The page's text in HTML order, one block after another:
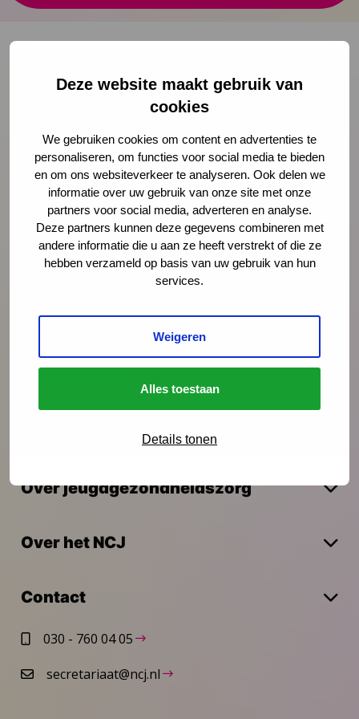
Deze website maakt gebruik van
cookies
We gebruiken cookies om content en advertenties te
personaliseren, om functies voor social media te bieden
en om ons websiteverkeer te analyseren. Ook delen we
informatie over uw gebruik van onze site met onze
partners voor social media, adverteren en analyse.
Deze partners kunnen deze gegevens combineren met
andere informatie die u aan ze heeft verstrekt of die ze
hebben verzameld op basis van uw gebruik van hun
services.
Weigeren
Alles toestaan
Details tonen
Onze nieuwsbrief ontvangen?
Preventie
Interventies
Onderzoek
Over jeugdgezondheidszorg
Over het NCJ
Contact
030 - 760 04 05
secretariaat@ncj.nl